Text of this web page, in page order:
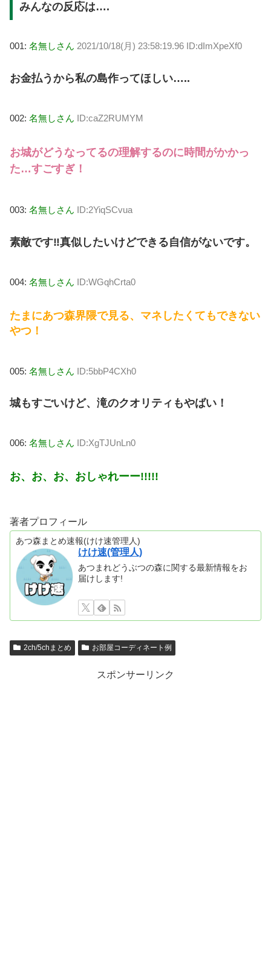
みんなの反応は….
001: 名無しさん 2021/10/18(月) 23:58:19.96 ID:dImXpeXf0
お金払うから私の島作ってほしい…..
002: 名無しさん ID:caZ2RUMYM
お城がどうなってるの理解するのに時間がかかっ
た…すごすぎ！
003: 名無しさん ID:2YiqSCvua
素敵です‼️真似したいけどできる自信がないです。
004: 名無しさん ID:WGqhCrta0
たまにあつ森界隈で見る、マネしたくてもできない
やつ！
005: 名無しさん ID:5bbP4CXh0
城もすごいけど、滝のクオリティもやばい！
006: 名無しさん ID:XgTJUnLn0
お、お、お、おしゃれーー!!!!!
著者プロフィール
あつ森まとめ速報(けけ速管理人)
けけ速(管理人)
あつまれどうぶつの森に関する最新情報をお
届けします!
2ch/5chまとめ お部屋コーディネート例
スポンサーリンク